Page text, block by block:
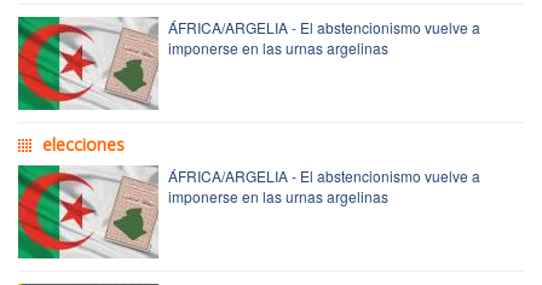
ÁFRICA/ARGELIA - El abstencionismo vuelve a
imponerse en las urnas argelinas
elecciones
ÁFRICA/ARGELIA - El abstencionismo vuelve a
imponerse en las urnas argelinas